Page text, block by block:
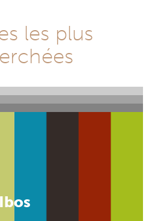
les plus
Ibos